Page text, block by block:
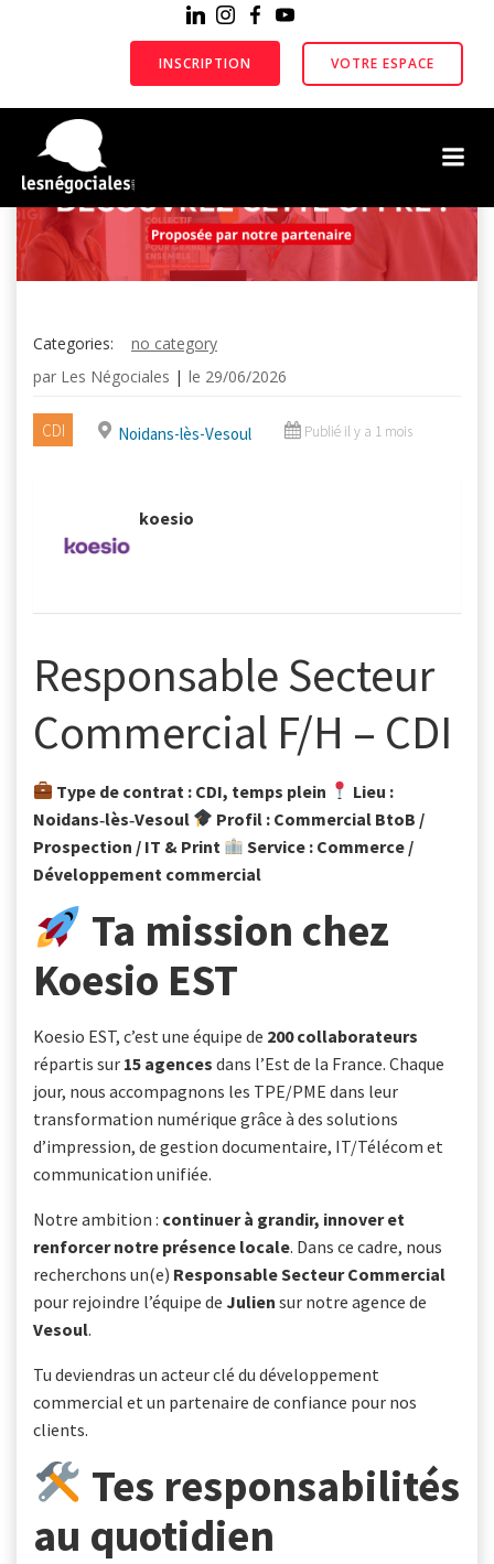
Aller
au
contenu
INSCRIPTION VOTRE ESPACE
Categories:
no category
par Les Négociales | le 29/06/2026
CDI Noidans-lès-Vesoul Publié il y a 1 mois
- koesio
Responsable Secteur
Commercial F/H – CDI
Type de contrat : CDI, temps plein
Lieu :
Noidans‑lès‑Vesoul
Profil : Commercial BtoB /
Prospection / IT & Print
Service : Commerce /
Développement commercial
Ta mission chez
Koesio EST
Koesio EST, c’est une équipe de 200 collaborateurs
répartis sur 15 agences dans l’Est de la France. Chaque
jour, nous accompagnons les TPE/PME dans leur
transformation numérique grâce à des solutions
d’impression, de gestion documentaire, IT/Télécom et
communication unifiée.
Notre ambition : continuer à grandir, innover et
renforcer notre présence locale. Dans ce cadre, nous
recherchons un(e) Responsable Secteur Commercial
pour rejoindre l’équipe de Julien sur notre agence de
Vesoul.
Tu deviendras un acteur clé du développement
commercial et un partenaire de confiance pour nos
clients.
Tes responsabilités
au quotidien